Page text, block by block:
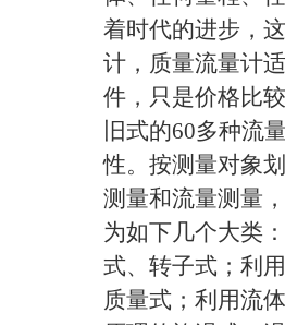
着时代的进步，
计，质量流量计
件，只是价格比
旧式的60多种流
性。按测量对象
测量和流量测量
为如下几个大类
式、转子式；利
质量式；利用流